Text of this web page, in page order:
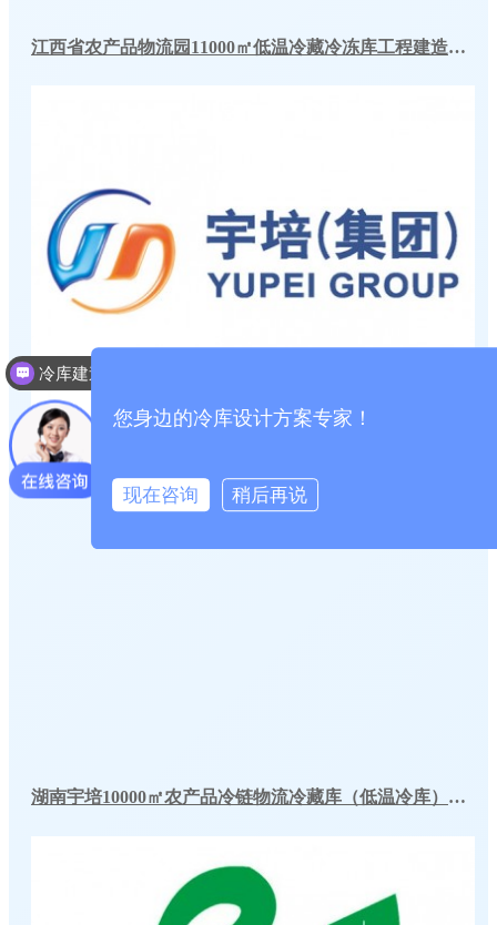
江西省农产品物流园11000㎡低温冷藏冷冻库工程建造方案
湖南宇培10000㎡农产品冷链物流冷藏库（低温冷库）工程案例
冷库建造投资成本
您身边的冷库设计方案专家！
现在咨询 稍后再说